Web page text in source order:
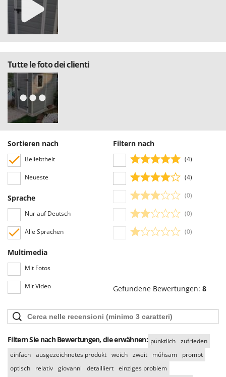
Tornado
Tre Spade
Trev - Abrek - TecnoVIR
Trotec
Troy-Bilt
U
Udor
Unger
V
Verdemax
Vesco
W
Waldner
Weber
WIDU
Worx
Y Yard Force
Z
Zanon
Zephir
Tutte le foto dei clienti
Sortieren nach
Beliebtheit
Neueste
Sprache
Nur auf Deutsch
Alle Sprachen
Multimedia
Mit Fotos
Mit Video
Filtern nach
(4)
(4)
(0)
(0)
(0)
Gefundene Bewertungen: 8
Filtern Sie nach Bewertungen, die erwähnen: pünktlich zufrieden
einfach ausgezeichnetes produkt weich zweit mühsam
prompt
optisch
relativ giovanni detailliert einziges problem